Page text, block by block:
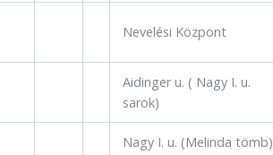
Nevelési Központ
Aidinger u. ( Nagy I. u.
sarok)
Nagy I. u. (Melinda tömb)